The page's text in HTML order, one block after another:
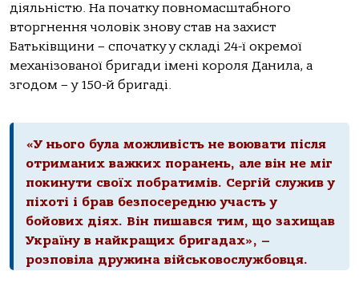
діяльністю. На початку повномасштабного
вторгнення чоловік знову став на захист
Батьківщини – спочатку у складі 24-ї окремої
механізованої бригади імені короля Данила, а
згодом – у 150-й бригаді.
«У нього була можливість не воювати після
отриманих важких поранень, але він не міг
покинути своїх побратимів. Сергій служив у
піхоті і брав безпосередню участь у
бойових діях. Він пишався тим, що захищав
Україну в найкращих бригадах», –
розповіла дружина військовослужбовця.